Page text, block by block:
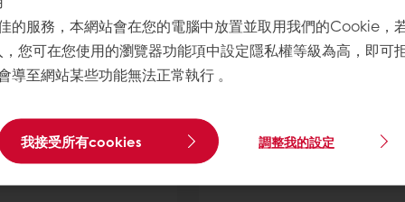
的服務，本網站會在您的電腦中放置並取用我們的Cookie，
您可在您使用的瀏覽器功能項中設定隱私權等級為高，即可
導至網站某些功能無法正常執行 。
我接受所有cookies 調整我的設定